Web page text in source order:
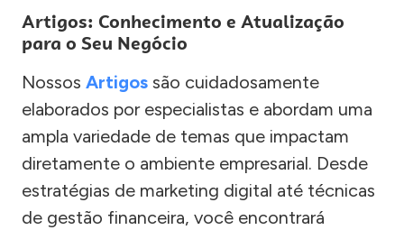
Artigos: Conhecimento e Atualização
para o Seu Negócio
Nossos Artigos são cuidadosamente
elaborados por especialistas e abordam uma
ampla variedade de temas que impactam
diretamente o ambiente empresarial. Desde
estratégias de marketing digital até técnicas
de gestão financeira, você encontrará